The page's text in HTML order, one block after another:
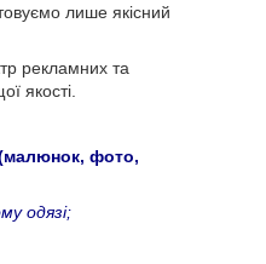
лише якісний
рекламних та
якості.
фото,
одязі;